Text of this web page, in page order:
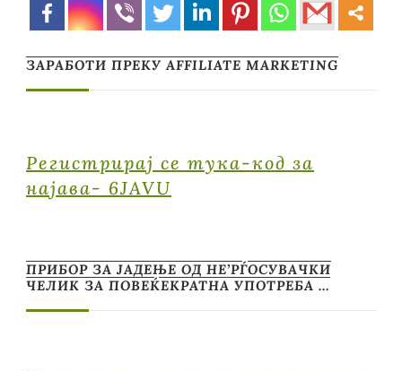
ЗАРАБОТИ ПРЕКУ AFFILIATE MARKETING
Регистрирај се тука-код за
најава- 6JAVU
ПРИБОР ЗА ЈАДЕЊЕ ОД НЕ’РЃОСУВАЧКИ
ЧЕЛИК ЗА ПОВЕЌЕКРАТНА УПОТРЕБА …